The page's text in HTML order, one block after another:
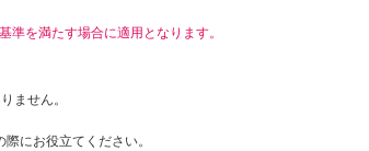
を満たす場合に適用となります。
ません。
にお役立てください。